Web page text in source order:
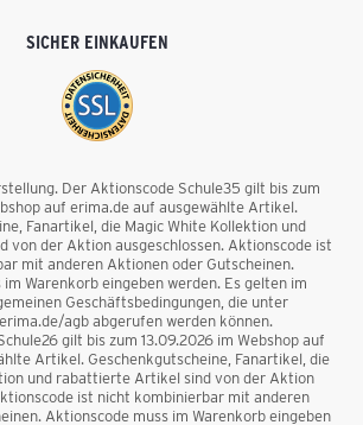
SICHER EINKAUFEN
Der Aktionscode Schule35 gilt bis zum
auf erima.de auf ausgewählte Artikel.
Fanartikel, die Magic White Kollektion und
von der Aktion ausgeschlossen. Aktionscode ist
mit anderen Aktionen oder Gutscheinen.
Warenkorb eingeben werden. Es gelten im
Geschäftsbedingungen, die unter
agb abgerufen werden können.
gilt bis zum 13.09.2026 im Webshop auf
Artikel. Geschenkgutscheine, Fanartikel, die
und rabattierte Artikel sind von der Aktion
ist nicht kombinierbar mit anderen
Aktionscode muss im Warenkorb eingeben